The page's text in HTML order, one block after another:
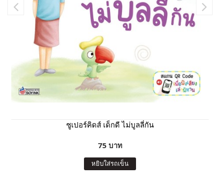
ซูเปอร์คิดส์ เด็กดี ไม่บูลลี่กัน
75 บาท
หยิบใส่รถเข็น